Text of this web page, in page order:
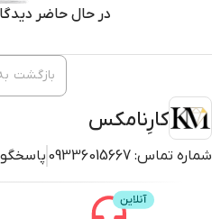
در حال حاضر
کارِنامکس
شماره تماس: 09336015667
بازگشت به